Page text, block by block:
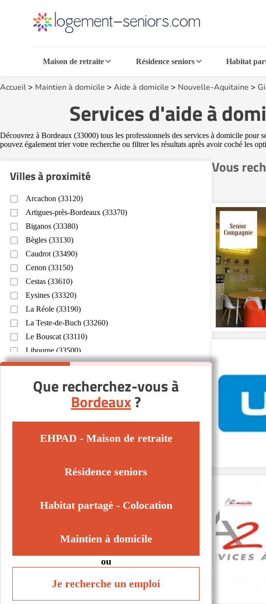
Maison de retraite Résidence seniors Habitat
Accueil> Maintien à domicile > Aide à domicile > Nouvelle-Aquitaine >
Services d'aide à
Découvrez à Bordeaux (33000) tous les professionnels des services à domicile pour
pouvez également trier votre recherche ou filtrer les résultats après avoir coché les
Vous
Villes à proximité
Arcachon (33120)
Artigues-près-Bordeaux (33370)
Biganos (33380)
Bègles (33130)
Caudrot (33490)
Cenon (33150)
Cestas (33610)
Eysines (33320)
La Réole (33190)
La Teste-de-Buch (33260)
Le Bouscat (33110)
Libourne (33500)
Lormont (33310)
Pessac (33600)
Saint-Aubin-de-Médoc (33160)
Saint-Médard-en-Jalles (33160)
Que recherchez-vous à
Bordeaux?
EHPAD - Maison de retraite
Résidence seniors
Habitat partagé - Colocation
Maintien à domicile
ou
Je recherche un emploi